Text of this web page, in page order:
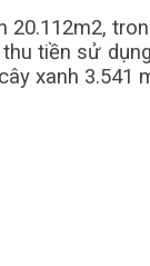
20.112m2,
tiền sử
xanh